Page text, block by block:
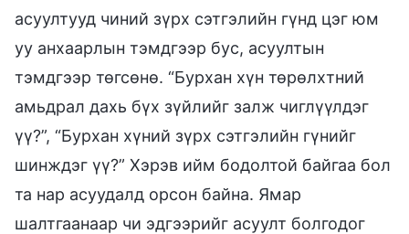
асуултууд чиний зүрх сэтгэлийн гүнд цэг юм
уу анхаарлын тэмдгээр бус, асуултын
тэмдгээр төгсөнө. “Бурхан хүн төрөлхтний
амьдрал дахь бүх зүйлийг залж чиглүүлдэг
үү?”, “Бурхан хүний зүрх сэтгэлийн гүнийг
шинждэг үү?” Хэрэв ийм бодолтой байгаа бол
та нар асуудалд орсон байна. Ямар
шалтгаанаар чи эдгээрийг асуулт болгодог